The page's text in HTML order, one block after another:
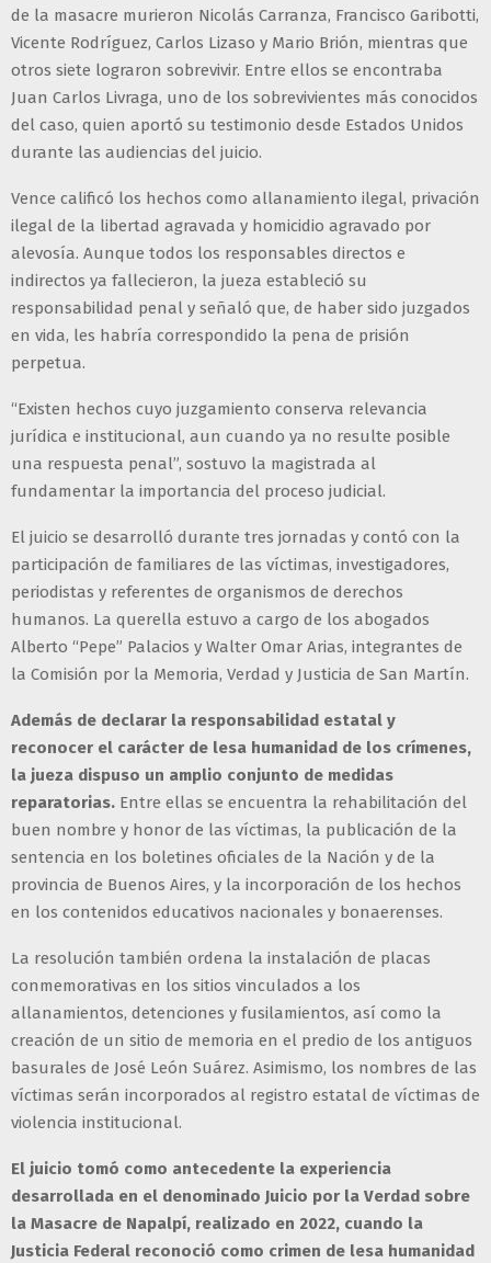
de la masacre murieron Nicolás Carranza, Francisco Garibotti,
Vicente Rodríguez, Carlos Lizaso y Mario Brión, mientras que
otros siete lograron sobrevivir. Entre ellos se encontraba
Juan Carlos Livraga, uno de los sobrevivientes más conocidos
del caso, quien aportó su testimonio desde Estados Unidos
durante las audiencias del juicio.
Vence calificó los hechos como allanamiento ilegal, privación
ilegal de la libertad agravada y homicidio agravado por
alevosía. Aunque todos los responsables directos e
indirectos ya fallecieron, la jueza estableció su
responsabilidad penal y señaló que, de haber sido juzgados
en vida, les habría correspondido la pena de prisión
perpetua.
“Existen hechos cuyo juzgamiento conserva relevancia
jurídica e institucional, aun cuando ya no resulte posible
una respuesta penal”, sostuvo la magistrada al
fundamentar la importancia del proceso judicial.
El juicio se desarrolló durante tres jornadas y contó con la
participación de familiares de las víctimas, investigadores,
periodistas y referentes de organismos de derechos
humanos. La querella estuvo a cargo de los abogados
Alberto “Pepe” Palacios y Walter Omar Arias, integrantes de
la Comisión por la Memoria, Verdad y Justicia de San Martín.
Además de declarar la responsabilidad estatal y
reconocer el carácter de lesa humanidad de los crímenes,
la jueza dispuso un amplio conjunto de medidas
reparatorias. Entre ellas se encuentra la rehabilitación del
buen nombre y honor de las víctimas, la publicación de la
sentencia en los boletines oficiales de la Nación y de la
provincia de Buenos Aires, y la incorporación de los hechos
en los contenidos educativos nacionales y bonaerenses.
La resolución también ordena la instalación de placas
conmemorativas en los sitios vinculados a los
allanamientos, detenciones y fusilamientos, así como la
creación de un sitio de memoria en el predio de los antiguos
basurales de José León Suárez. Asimismo, los nombres de las
víctimas serán incorporados al registro estatal de víctimas de
violencia institucional.
El juicio tomó como antecedente la experiencia
desarrollada en el denominado Juicio por la Verdad sobre
la Masacre de Napalpí, realizado en 2022, cuando la
Justicia Federal reconoció como crimen de lesa humanidad